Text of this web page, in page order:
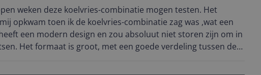
weken deze koelvries-combinatie mogen testen. Het
opkwam toen ik de koelvries-combinatie zag was ,wat een
een modern design en zou absoluut niet storen zijn om in
tussen de